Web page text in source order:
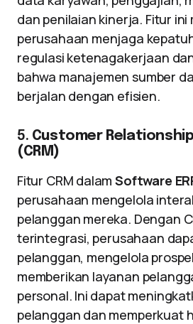
dan penilaian kinerja. Fitur ini
perusahaan menjaga
regulasi ketenagakerjaan
bahwa manajemen sumber
berjalan dengan efisien.
5. Customer
(CRM)
Fitur CRM dalamSoftware
perusahaan mengelola
pelanggan mereka. Dengan
terintegrasi, perusahaan
pelanggan, mengelola
memberikan layanan
personal. Ini dapat
pelanggan dan memperkuat